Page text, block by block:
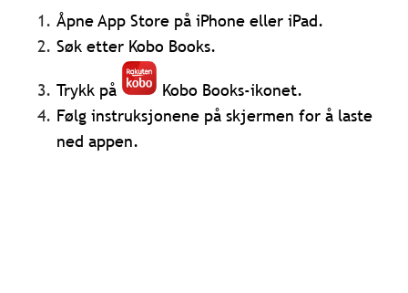
Åpne App Store på iPhone eller iPad.
Søk etter Kobo Books.
Trykk på
Kobo Books-ikonet.
Følg instruksjonene på skjermen for å laste
ned appen.